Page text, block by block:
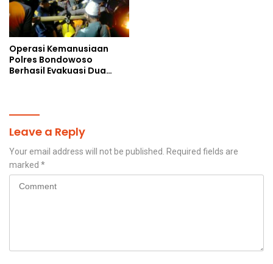
Operasi Kemanusiaan
Polres Bondowoso
Berhasil Evakuasi Dua
Leave a Reply
Your email address will not be published.
Required fields are
marked *